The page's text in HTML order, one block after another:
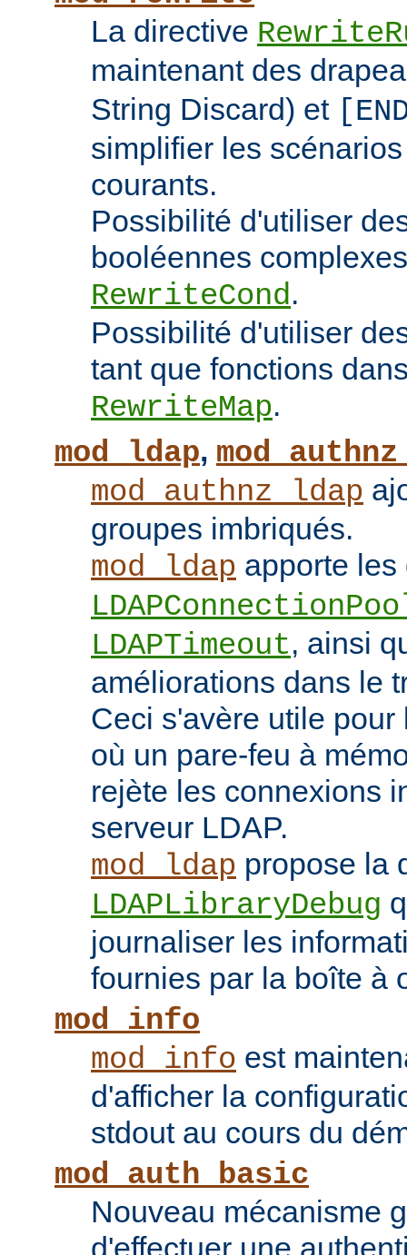
La directive
maintenant des
String Discard) et
simplifier les
courants.
Possibilité d'utiliser
booléennes
RewriteCond.
Possibilité d'utiliser
tant que fonctions
RewriteMap.
mod_ldap,
mod_authnz_ldap
groupes imbriqués.
mod_ldap apporte les
LDAPTimeout, ainsi
améliorations dans le
Ceci s'avère utile
où un pare-feu à
rejète les connexions
serveur LDAP.
mod_ldap propose la
LDAPLibraryDebug
journaliser les
fournies par la boîte à
mod_info
mod_info est
d'afficher la
stdout au cours du
mod_auth_basic
Nouveau mécanisme